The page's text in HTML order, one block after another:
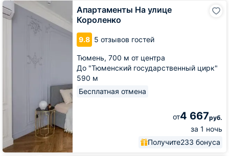
Апартаменты На улице
Короленко
9.8 5 отзывов гостей
Тюмень, 700 м от центра
До "Тюменский государственный цирк"
590 м
Бесплатная отмена
от4 667руб.
за 1 ночь
Получите233 бонуса
Апартаменты
На
улице